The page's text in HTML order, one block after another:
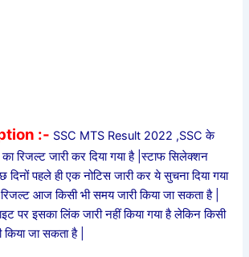
:- SSC MTS Result 2022 ,SSC के
रिजल्ट जारी कर दिया गया है |स्टाफ सिलेक्शन
पहले ही एक नोटिस जारी कर ये सुचना दिया गया
आज किसी भी समय जारी किया जा सकता है |
पर इसका लिंक जारी नहीं किया गया है लेकिन किसी
जा सकता है |